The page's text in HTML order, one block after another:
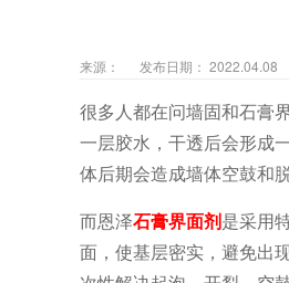
来源： 发布日期： 2022.04.08
很多人都在问墙固和石膏
一层胶水，干透后会形成
体后期会造成墙体空鼓和
而恩泽石膏界面剂是采用
面，使基层密实，避免出